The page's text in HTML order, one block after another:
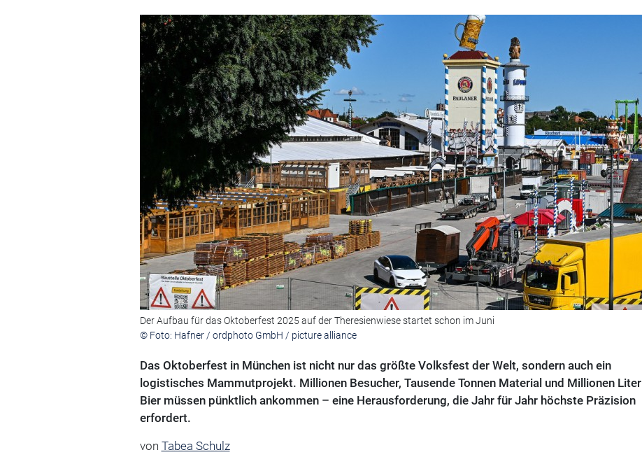
Der Aufbau für das Oktoberfest 2025 auf der Theresienwiese startet schon im Juni
© Foto: Hafner / ordphoto GmbH / picture alliance
Das Oktoberfest in München ist nicht nur das größte Volksfest der Welt, sondern auch ein
logistisches Mammutprojekt. Millionen Besucher, Tausende Tonnen Material und Millionen Liter
Bier müssen pünktlich ankommen – eine Herausforderung, die Jahr für Jahr höchste Präzision
erfordert.
von Tabea Schulz